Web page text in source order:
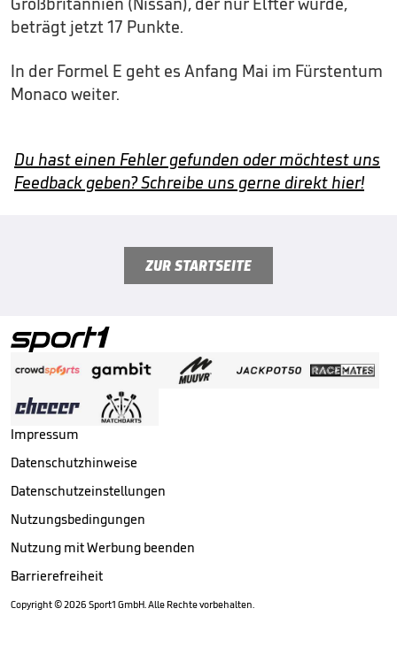
beträgt jetzt 17 Punkte.
In der Formel E geht es Anfang Mai im Fürstentum
Monaco weiter.
Du hast einen Fehler gefunden oder möchtest uns
Feedback geben? Schreibe uns gerne direkt hier!
ZUR STARTSEITE
Impressum
Datenschutzhinweise
Datenschutzeinstellungen
Nutzungsbedingungen
Nutzung mit Werbung beenden
Barrierefreiheit
Copyright ©2026 Sport1 GmbH. Alle Rechte vorbehalten.